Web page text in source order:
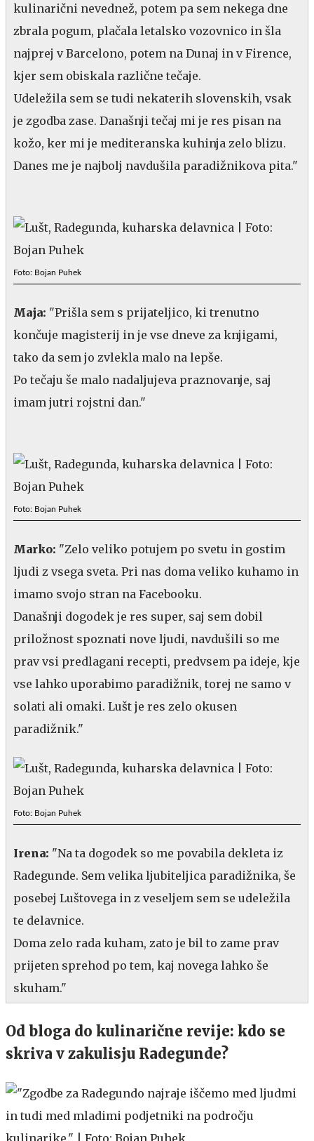
kulinarični nevednež, potem pa sem nekega dne
zbrala pogum, plačala letalsko vozovnico in šla
najprej v Barcelono, potem na Dunaj in v Firence,
kjer sem obiskala različne tečaje.
Udeležila sem se tudi nekaterih slovenskih, vsak
je zgodba zase. Današnji tečaj mi je res pisan na
kožo, ker mi je mediteranska kuhinja zelo blizu.
Danes me je najbolj navdušila paradižnikova pita."
Foto: Bojan Puhek
Maja: "Prišla sem s prijateljico, ki trenutno
končuje magisterij in je vse dneve za knjigami,
tako da sem jo zvlekla malo na lepše.
Po tečaju še malo nadaljujeva praznovanje, saj
imam jutri rojstni dan."
Foto: Bojan Puhek
Marko: "Zelo veliko potujem po svetu in gostim
ljudi z vsega sveta. Pri nas doma veliko kuhamo in
imamo svojo stran na Facebooku.
Današnji dogodek je res super, saj sem dobil
priložnost spoznati nove ljudi, navdušili so me
prav vsi predlagani recepti, predvsem pa ideje, kje
vse lahko uporabimo paradižnik, torej ne samo v
solati ali omaki. Lušt je res zelo okusen
paradižnik."
Foto: Bojan Puhek
Irena: "Na ta dogodek so me povabila dekleta iz
Radegunde. Sem velika ljubiteljica paradižnika, še
posebej Luštovega in z veseljem sem se udeležila
te delavnice.
Doma zelo rada kuham, zato je bil to zame prav
prijeten sprehod po tem, kaj novega lahko še
skuham."
Od bloga do kulinarične revije: kdo se
skriva v zakulisju Radegunde?